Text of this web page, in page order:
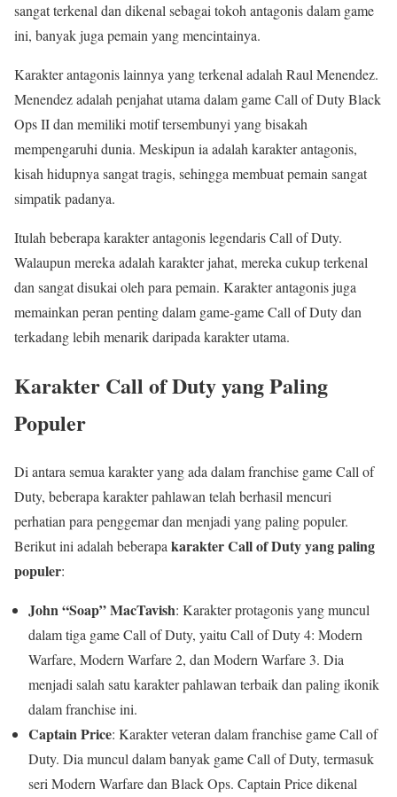
sangat terkenal dan dikenal sebagai tokoh antagonis dalam game
ini, banyak juga pemain yang mencintainya.
Karakter antagonis lainnya yang terkenal adalah Raul Menendez.
Menendez adalah penjahat utama dalam game Call of Duty Black
Ops II dan memiliki motif tersembunyi yang bisakah
mempengaruhi dunia. Meskipun ia adalah karakter antagonis,
kisah hidupnya sangat tragis, sehingga membuat pemain sangat
simpatik padanya.
Itulah beberapa karakter antagonis legendaris Call of Duty.
Walaupun mereka adalah karakter jahat, mereka cukup terkenal
dan sangat disukai oleh para pemain. Karakter antagonis juga
memainkan peran penting dalam game-game Call of Duty dan
terkadang lebih menarik daripada karakter utama.
Karakter Call of Duty yang Paling
Populer
Di antara semua karakter yang ada dalam franchise game Call of
Duty, beberapa karakter pahlawan telah berhasil mencuri
perhatian para penggemar dan menjadi yang paling populer.
Berikut ini adalah beberapa karakter Call of Duty yang paling
populer:
John “Soap” MacTavish: Karakter protagonis yang muncul
dalam tiga game Call of Duty, yaitu Call of Duty 4: Modern
Warfare, Modern Warfare 2, dan Modern Warfare 3. Dia
menjadi salah satu karakter pahlawan terbaik dan paling ikonik
dalam franchise ini.
Captain Price: Karakter veteran dalam franchise game Call of
Duty. Dia muncul dalam banyak game Call of Duty, termasuk
seri Modern Warfare dan Black Ops. Captain Price dikenal